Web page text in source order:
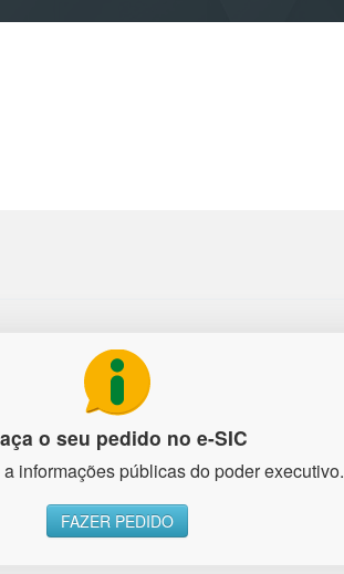
o seu pedido no e-SIC
informações públicas do poder executivo.
FAZER PEDIDO